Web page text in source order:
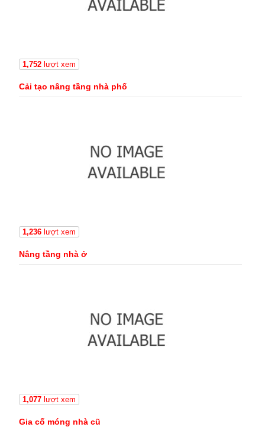
1,752lượt xem
Cải tạo nâng tầng nhà phố
1,236lượt xem
Nâng tầng nhà ở
1,077lượt xem
Gia cố móng nhà cũ